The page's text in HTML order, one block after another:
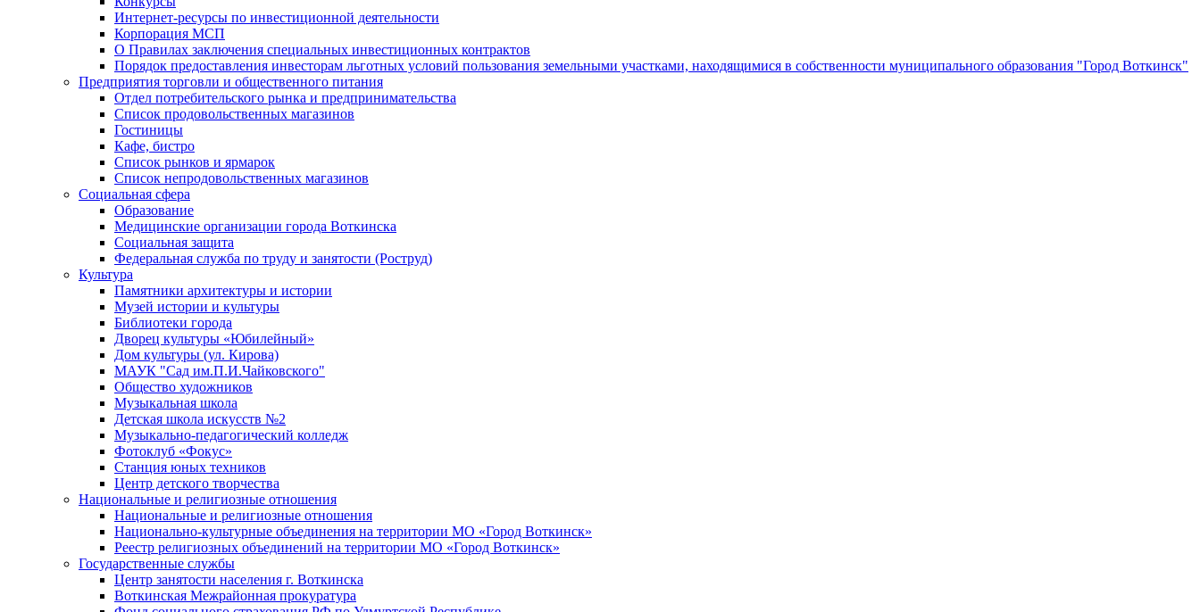
Интернет-ресурсы по инвестиционной деятельности
Корпорация МСП
О Правилах заключения специальных инвестиционных контрактов
Порядок предоставления инвесторам льготных условий пользования земельными участками, находящимися в собственности муниципального образования "Город Воткинск"
Предприятия торговли и общественного питания
Отдел потребительского рынка и предпринимательства
Список продовольственных магазинов
Гостиницы
Кафе, бистро
Cписок рынков и ярмарок
Список непродовольственных магазинов
Социальная сфера
Образование
Медицинские организации города Воткинска
Социальная защита
Федеральная служба по труду и занятости (Роструд)
Культура
Памятники архитектуры и истории
Музей истории и культуры
Библиотеки города
Дворец культуры «Юбилейный»
Дом культуры (ул. Кирова)
МАУК "Сад им.П.И.Чайковского"
Общество художников
Музыкальная школа
Детская школа искусств №2
Музыкально-педагогический колледж
Фотоклуб «Фокус»
Станция юных техников
Центр детского творчества
Национальные и религиозные отношения
Национальные и религиозные отношения
Национально-культурные объединения на территории МО «Город Воткинск»
Реестр религиозных объединений на территории МО «Город Воткинск»
Государственные службы
Центр занятости населения г. Воткинска
Воткинская Межрайонная прокуратура